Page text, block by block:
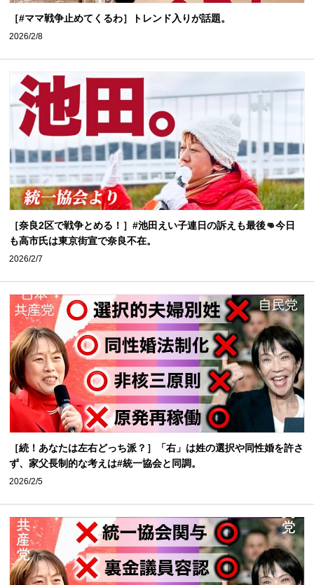
［#ママ戦争止めてくるわ］トレンド入りが話題。
2026/2/8
［奈良2区で戦争とめる！］#池田えい子連日の訴えも最後👊今日
も高市氏は東京街宣で奈良不在。
2026/2/7
［続！あなたは左右どっち派？］「右」は姓の選択や同性婚を許さ
ず、家父長制的な考えは#統一協会と同調。
2026/2/5